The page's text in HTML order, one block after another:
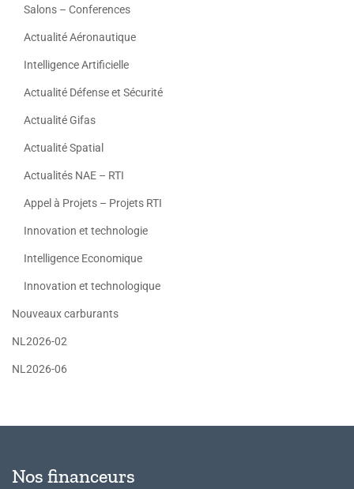
Salons – Conferences
Actualité Aéronautique
Intelligence Artificielle
Actualité Défense et Sécurité
Actualité Gifas
Actualité Spatial
Actualités NAE – RTI
Appel à Projets – Projets RTI
Innovation et technologie
Intelligence Economique
Innovation et technologique
Nouveaux carburants
NL2026-02
NL2026-06
Nos financeurs